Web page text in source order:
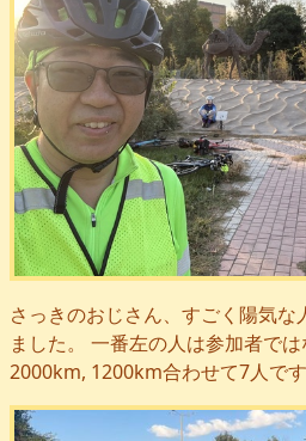
さっきのおじさん、すごく陽気
ました。 一番左の人は参加者で
2000km, 1200km合わせて7人です